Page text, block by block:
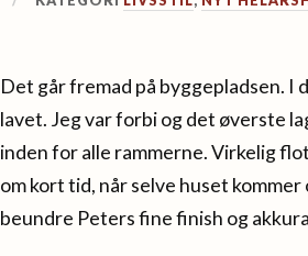
Det går fremad på byggepladsen.
lavet. Jeg var forbi og det øverste
inden for alle rammerne. Virkelig
om kort tid, når selve huset
beundre Peters fine finish og